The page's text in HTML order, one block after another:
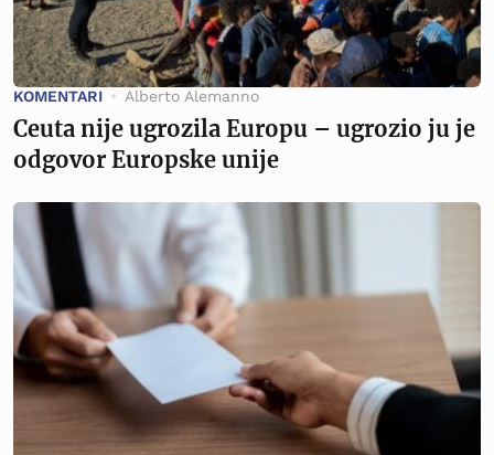
KOMENTARI Alberto Alemanno
Ceuta nije ugrozila Europu – ugrozio ju je
odgovor Europske unije